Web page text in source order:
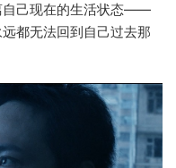
自己现在的生活状态——
都无法回到自己过去那